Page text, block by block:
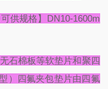
供规格】DN10-1600m
石棉板等软垫片和聚四
）四氟夹包垫片由四氟